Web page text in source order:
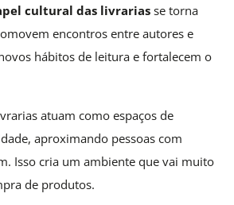
cultural das livrarias se torna
encontros entre autores e
hábitos de leitura e fortalecem o
atuam como espaços de
aproximando pessoas com
Isso cria um ambiente que vai muito
de produtos.